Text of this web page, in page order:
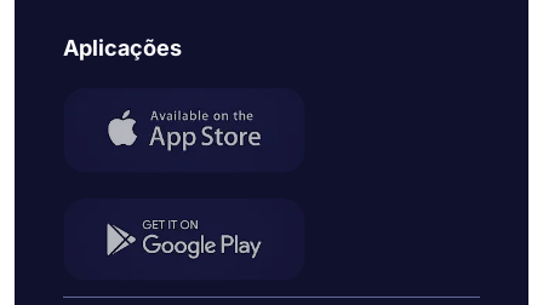
Aplicações